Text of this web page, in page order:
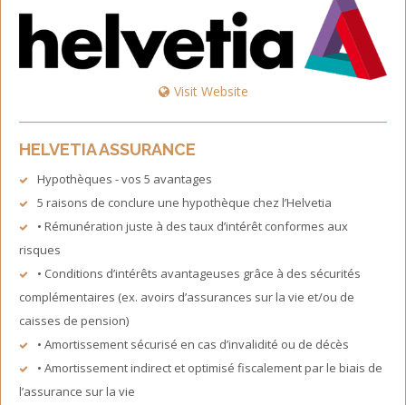
Visit Website
HELVETIA ASSURANCE
Hypothèques - vos 5 avantages
5 raisons de conclure une hypothèque chez l’Helvetia
• Rémunération juste à des taux d’intérêt conformes aux
risques
• Conditions d’intérêts avantageuses grâce à des sécurités
complémentaires (ex. avoirs d’assurances sur la vie et/ou de
caisses de pension)
• Amortissement sécurisé en cas d’invalidité ou de décès
• Amortissement indirect et optimisé fiscalement par le biais de
l’assurance sur la vie